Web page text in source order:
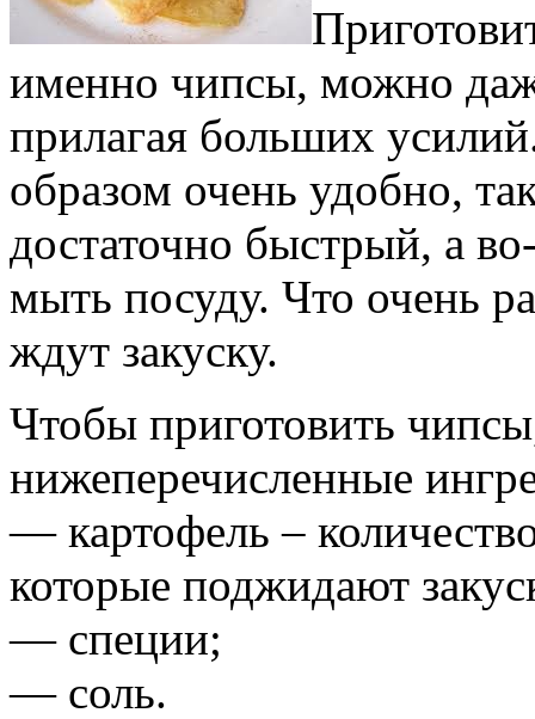
именно чипсы, можно
прилагая больших
образом очень удобно,
достаточно быстрый, а
мыть посуду. Что очень
ждут закуску.
Чтобы приготовить
нижеперечисленные
— картофель –
которые поджидают
— специи;
— соль.